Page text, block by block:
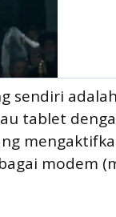
sendiri
tablet
modem